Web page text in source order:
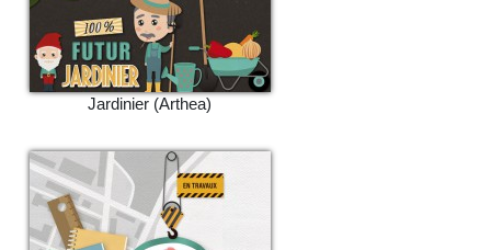
Jardinier (Arthea)